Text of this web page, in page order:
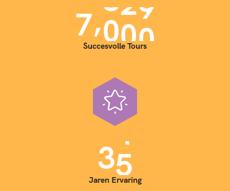
7,000
Succesvolle Tours
35
Jaren Ervaring